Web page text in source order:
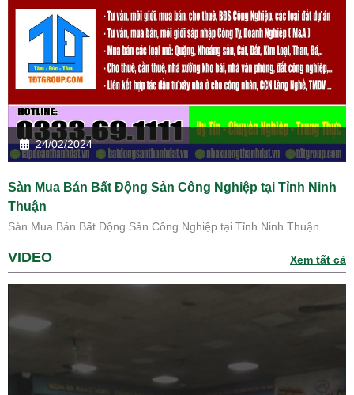
24/02/2024
Sàn Mua Bán Bất Động Sản Công Nghiệp tại Tỉnh Ninh
Thuận
Sàn Mua Bán Bất Động Sản Công Nghiệp tại Tỉnh Ninh Thuận
VIDEO Xem tất cả